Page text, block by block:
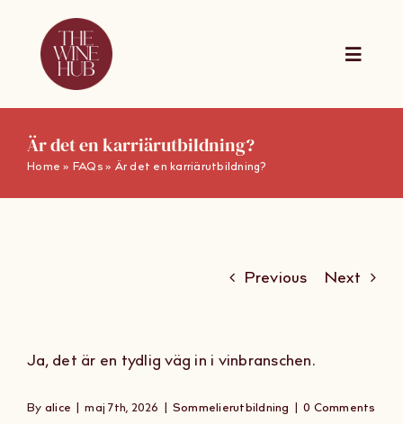
content
Toggle
Presentkort
Är det en karriärutbildning?
Home » FAQs» Är det en karriärutbildning?
Previous Next
Ja, det är en tydlig väg in i vinbranschen.
By alice | maj 7th, 2026 | Sommelierutbildning | 0 Comments